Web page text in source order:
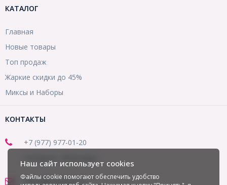
КАТАЛОГ
Главная
Новые товары
Топ продаж
Жаркие скидки до 45%
Миксы и Наборы
КОНТАКТЫ
+7 (977) 977-01-20
office@mirbusin.ru
Наш сайт использует cookies
Файлы cookie помогают обеспечить удобство